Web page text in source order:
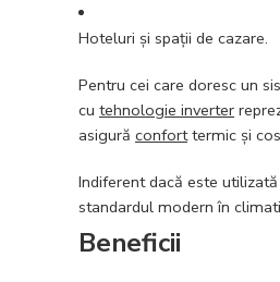
Hoteluri și spații de cazare.
Pentru cei care doresc un
cu tehnologie inverter
asigură conforttermic și
Indiferent dacă este
standardul modern în
Beneficii